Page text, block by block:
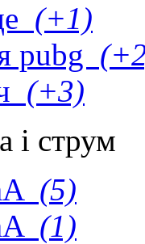
(+1)
pubg
(+3)
і струм
(5)
(1)